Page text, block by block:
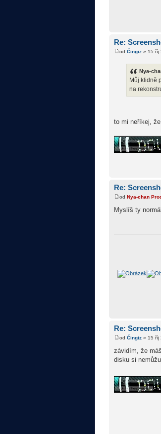
Re:
od Čingiz » 15 říj
Nya-
Můj klidně
na
to mi neříkej,
Re:
od Nya-chan
Myslíš ty
Re:
od Čingiz » 15 říj
závidím, že
disku si